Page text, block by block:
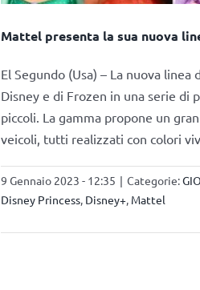
Mattel presenta la sua nuova
El Segundo (Usa) – La nuova
Disney e di Frozen in una serie di
piccoli. La gamma propone un
veicoli, tutti realizzati con colori
9 Gennaio 2023 - 12:35 | Categorie:
Disney Princess, Disney+, Mattel